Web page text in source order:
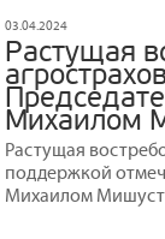
03.04.2024
Растущая
Михаилом
Растущая
поддержкой
Михаилом